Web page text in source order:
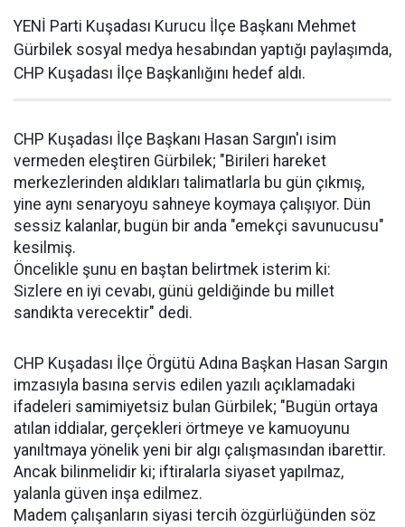
YENİ Parti Kuşadası Kurucu İlçe Başkanı Mehmet
Gürbilek sosyal medya hesabından yaptığı paylaşımda,
CHP Kuşadası İlçe Başkanlığını hedef aldı.
CHP Kuşadası İlçe Başkanı Hasan Sargın'ı isim
vermeden eleştiren Gürbilek; "Birileri hareket
merkezlerinden aldıkları talimatlarla bu gün çıkmış,
yine aynı senaryoyu sahneye koymaya çalışıyor. Dün
sessiz kalanlar, bugün bir anda "emekçi savunucusu"
kesilmiş.
Öncelikle şunu en baştan belirtmek isterim ki:
Sizlere en iyi cevabı, günü geldiğinde bu millet
sandıkta verecektir" dedi.
CHP Kuşadası İlçe Örgütü Adına Başkan Hasan Sargın
imzasıyla basına servis edilen yazılı açıklamadaki
ifadeleri samimiyetsiz bulan Gürbilek; "Bugün ortaya
atılan iddialar, gerçekleri örtmeye ve kamuoyunu
yanıltmaya yönelik yeni bir algı çalışmasından ibarettir.
Ancak bilinmelidir ki; iftiralarla siyaset yapılmaz,
yalanla güven inşa edilmez.
Madem çalışanların siyasi tercih özgürlüğünden söz